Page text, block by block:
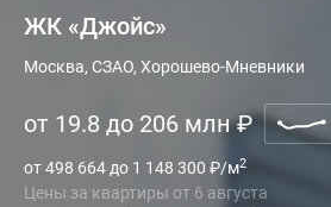
ЖК «Джойс»
Москва, СЗАО, Хорошево-Мневники
от 19.8 до 206 млн ₽
от 498 664 до 1 148 300 ₽/м2
Цены за квартиры от 6 августа